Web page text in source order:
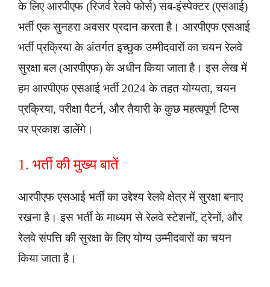
के लिएआरपीएफ (रिजर्व रेलवे फोर्स) सब-इंस्पेक्टर (एसआई)
भर्ती एक सुनहरा अवसर प्रदान करता है। आरपीएफ एसआई
भर्ती प्रक्रिया के अंतर्गत इच्छुक उम्मीदवारों का चयन रेलवे
सुरक्षा बल (आरपीएफ) के अधीन किया जाता है। इस लेख में
हम आरपीएफ एसआई भर्ती 2024 के तहत योग्यता, चयन
प्रक्रिया, परीक्षा पैटर्न, और तैयारी के कुछ महत्वपूर्ण टिप्स
पर प्रकाश डालेंगे।
1. भर्ती की मुख्य बातें
आरपीएफ एसआई भर्ती का उद्देश्य रेलवे क्षेत्र में सुरक्षा बनाए
रखना है। इस भर्ती के माध्यम से रेलवे स्टेशनों, ट्रेनों, और
रेलवे संपत्ति की सुरक्षा के लिए योग्य उम्मीदवारों का चयन
किया जाता है।